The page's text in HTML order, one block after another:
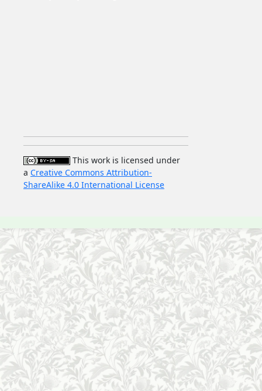
This work is licensed under
a Creative Commons Attribution-
ShareAlike 4.0 International License